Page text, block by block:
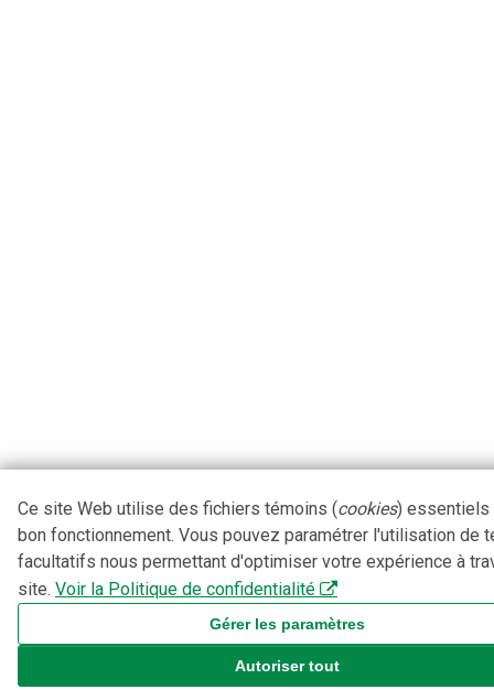
Ce site Web utilise des fichiers témoins (cookies) essentiels
bon fonctionnement. Vous pouvez paramétrer l'utilisation de
facultatifs nous permettant d'optimiser votre expérience à
site. Voir la Politique de confidentialité
Gérer les paramètres
Autoriser tout